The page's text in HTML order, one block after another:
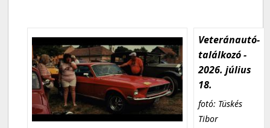
Veteránautó-
találkozó -
2026. július
18.
fotó: Tüskés
Tibor